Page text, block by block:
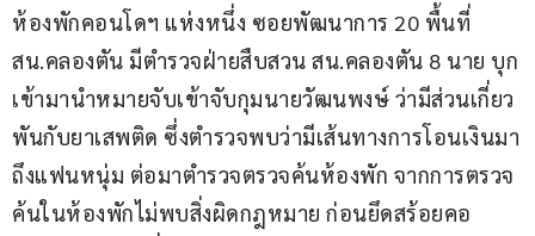
ห้องพักคอนโดฯ แห่งหนึ่ง ซอยพัฒนาการ 20 พื้นที่
สน.คลองตัน มีตำรวจฝ่ายสืบสวน สน.คลองตัน 8 นาย บุก
เข้ามานำหมายจับเข้าจับกุมนายวัฒนพงษ์ ว่ามีส่วนเกี่ยว
พันกับยาเสพติด ซึ่งตำรวจพบว่ามีเส้นทางการโอนเงินมา
ถึงแฟนหนุ่ม ต่อมาตำรวจตรวจค้นห้องพัก จากการตรวจ
ค้นในห้องพักไม่พบสิ่งผิดกฎหมาย ก่อนยึดสร้อยคอ